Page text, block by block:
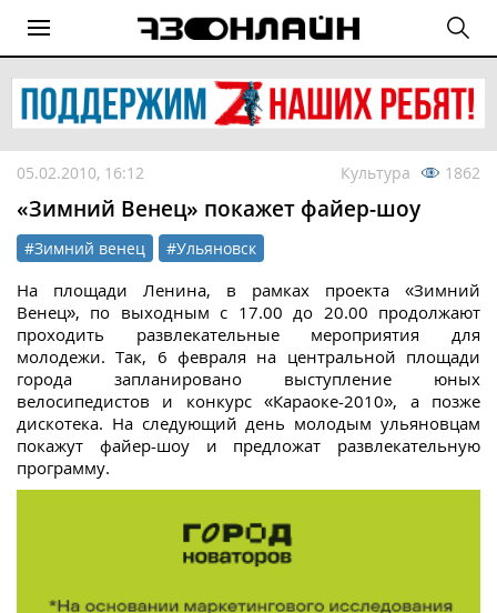
05.02.2010, 16:12 Культура 1862
«Зимний Венец» покажет файер-шоу
#Зимний венец #Ульяновск
На площади Ленина, в рамках проекта «Зимний
Венец», по выходным с 17.00 до 20.00 продолжают
проходить развлекательные мероприятия для
молодежи. Так, 6 февраля на центральной площади
города запланировано выступление юных
велосипедистов и конкурс «Караоке-2010», а позже
дискотека. На следующий день молодым ульяновцам
покажут файер-шоу и предложат развлекательную
программу.